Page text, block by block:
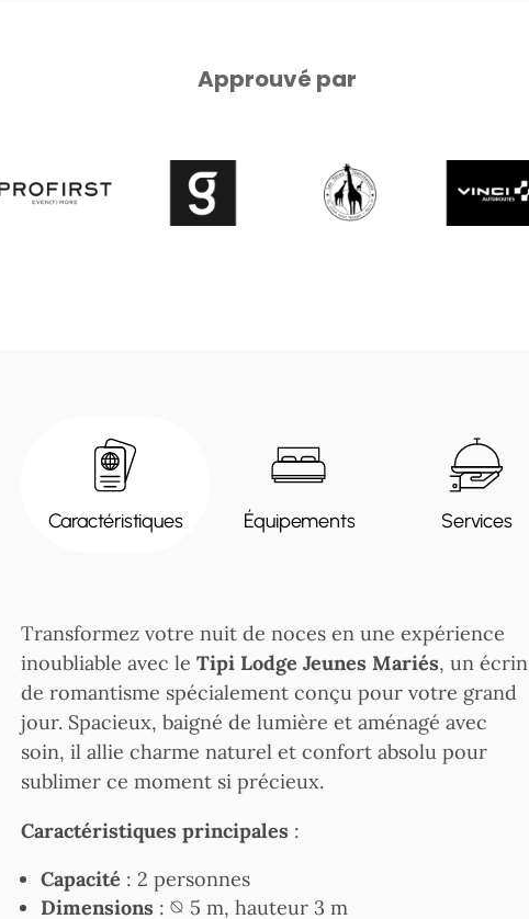
Approuvé par
Caractéristiques Équipements Services
Transformez votre nuit de noces en une expérience
inoubliable avec le Tipi Lodge Jeunes Mariés, un écrin
de romantisme spécialement conçu pour votre grand
jour. Spacieux, baigné de lumière et aménagé avec
soin, il allie charme naturel et confort absolu pour
sublimer ce moment si précieux.
Caractéristiques principales :
Capacité : 2 personnes
Dimensions : ⦰ 5 m, hauteur 3 m